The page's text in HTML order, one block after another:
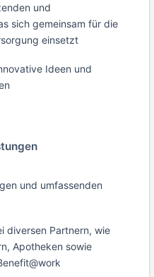
und
sich gemeinsam für die
einsetzt
Ideen und
und umfassenden
diversen Partnern, wie
Apotheken sowie